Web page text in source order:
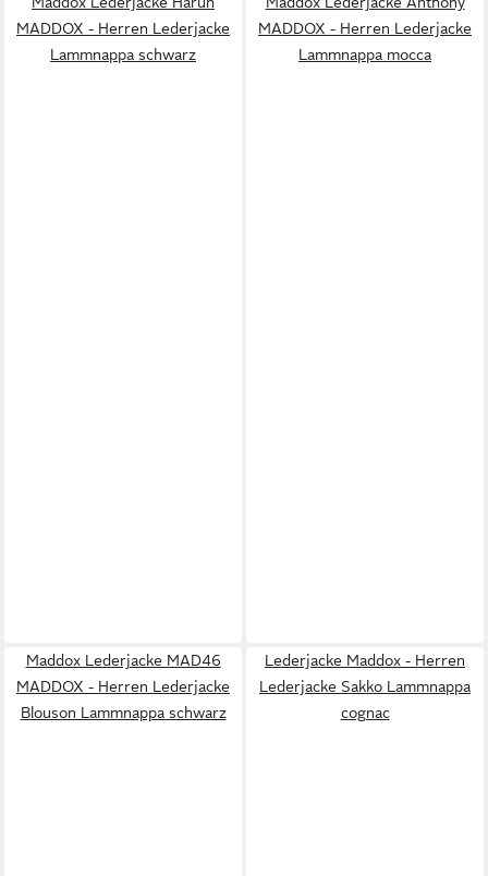
MADDOX - Herren Lederjacke
Lammnappa schwarz
MADDOX - Herren Lederjacke
Lammnappa mocca
Maddox Lederjacke MAD46
MADDOX - Herren Lederjacke
Blouson Lammnappa schwarz
Lederjacke Maddox - Herren
Lederjacke Sakko Lammnappa
cognac